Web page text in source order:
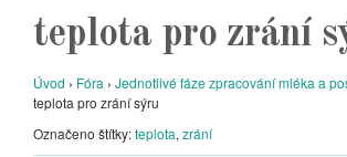
teplota pro zrání
Úvod › Fóra › Jednotlivé fáze zpracování mléka a
teplota pro zrání sýru
Označeno štítky:teplota, zrání